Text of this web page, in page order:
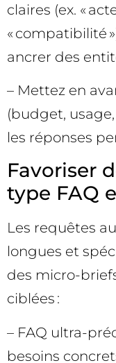
claires (ex. «
« compatibilité
ancrer des
– Mettez en
(budget,
les réponses
Favoriser
type FAQ
Les requêtes
longues et
des micro-
ciblées :
– FAQ ultra-
besoins